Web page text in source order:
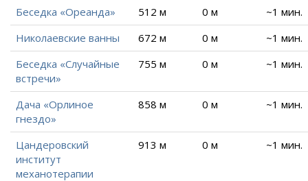
Беседка «Ореанда» 512 м 0 м
~1 мин.
Николаевские ванны
672 м 0 м
~1 мин.
Беседка «Случайные
встречи»
755 м 0 м ~1 мин.
Дача «Орлиное
гнездо»
858 м 0 м ~1 мин.
Цандеровский
институт
механотерапии
913 м 0 м ~1 мин.